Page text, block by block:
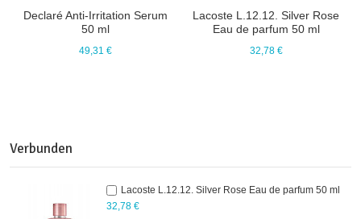
Verbunden
Lacoste L.12.12. Silver Rose Eau de parfum 50 ml
32,78 €
Declaré Anti-Irritation Serum
50 ml
49,31 €
Lacoste L.12.12. Silver Rose
Eau de parfum 50 ml
32,78 €